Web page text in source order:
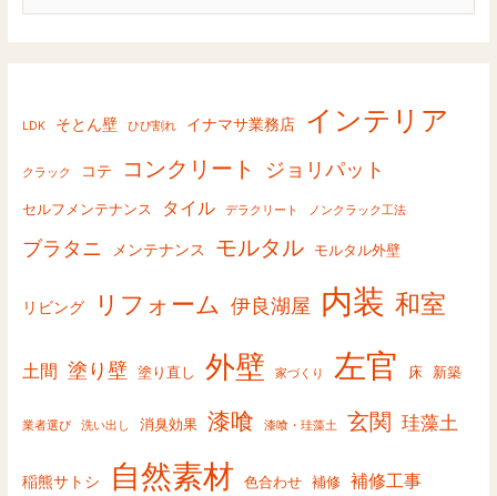
r
LDK そとん壁 ひび割れ イナマサ業務店 インテリア
クラック コテ コンクリート ジョリパット
セルフメンテナンス タイル デラクリート ノンクラック工法
ブラタニ メンテナンス モルタル モルタル外壁
リビング リフォーム 伊良湖屋 内装 和室
土間 塗り壁 塗り直し 外壁 家づくり 左官 床 新築
業者選び 洗い出し 消臭効果 漆喰 漆喰・珪藻土 玄関 珪藻土
稲熊サトシ 自然素材 色合わせ 補修 補修工事